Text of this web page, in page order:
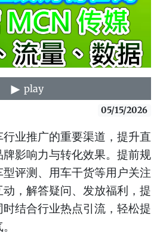
play
05/15/2026
业推广的重要渠道，提升直
影响力与转化效果。提前规
评测、用车干货等用户关注
，解答疑问、发放福利，提
结合行业热点引流，轻松提